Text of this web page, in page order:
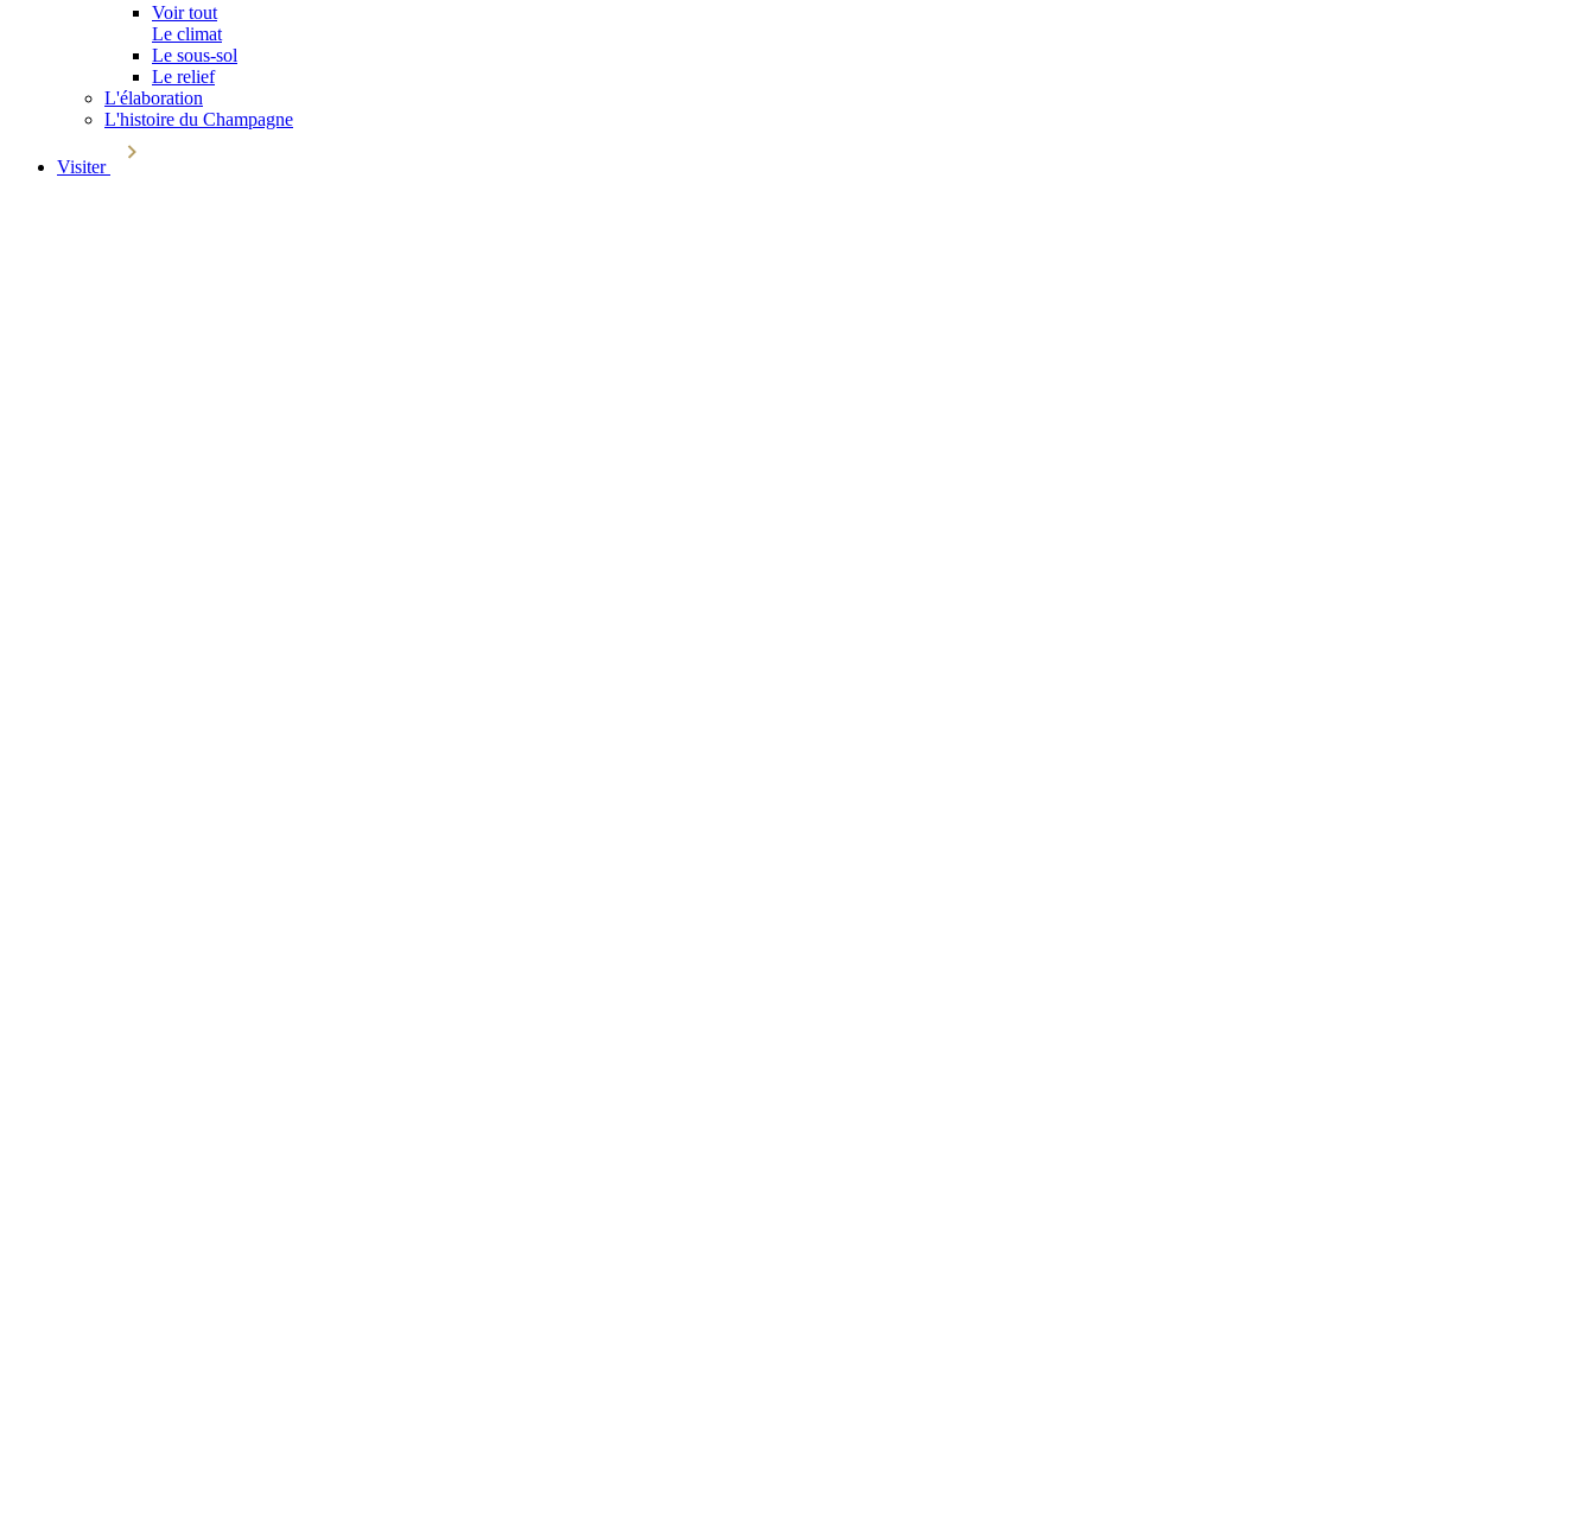
Voir tout
Le climat
Le sous-sol
Le relief
L'élaboration
L'histoire du Champagne
Visiter